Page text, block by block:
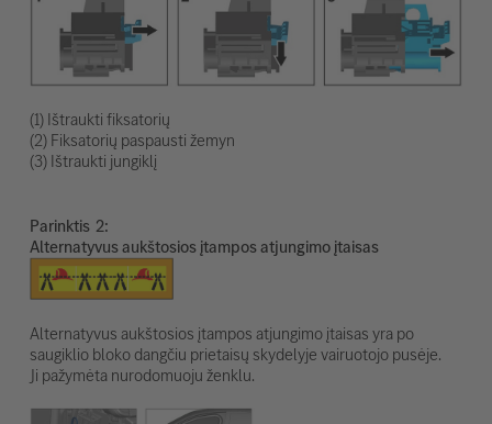
(1) Ištraukti fiksatorių
(2) Fiksatorių paspausti žemyn
(3) Ištraukti jungiklį
Parinktis
Alternatyvus aukštosios įtampos atjungimo įtaisas
Alternatyvus aukštosios įtampos atjungimo įtaisas yra po
saugiklio bloko dangčiu prietaisų skydelyje vairuotojo pusėje.
Ji pažymėta nurodomuoju ženklu.